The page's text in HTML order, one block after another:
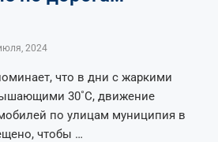
2024
что в дни с жаркими
30˚C, движение
по улицам муниципия в
чтобы …